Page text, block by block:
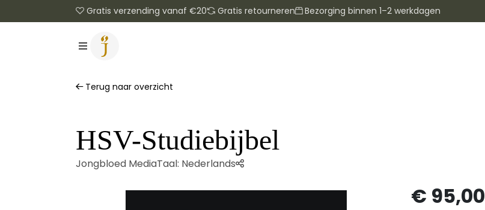
Gratis verzending vanaf €20 Gratis retourneren Bezorging binnen 1–2 werkdagen
Terug naar overzicht
HSV-Studiebijbel
Jongbloed MediaTaal: Nederlands
€ 95,00